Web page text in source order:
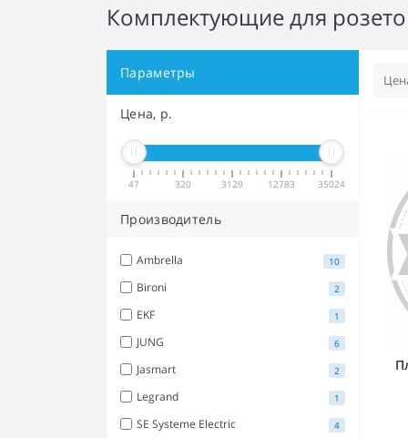
Комплектующие для
Параметры
Цена, р.
47 320 3129 12783 35024
Производитель
Ambrella 10
Bironi 2
EKF 1
JUNG 6
Jasmart 2
Legrand 1
SE Systeme Electric 4